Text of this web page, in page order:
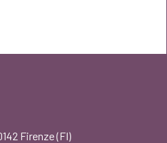
Firenze (FI)